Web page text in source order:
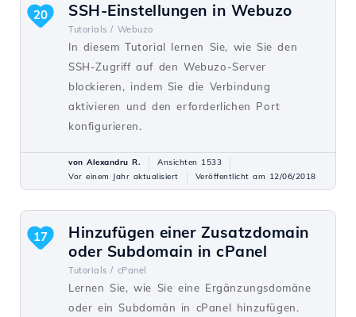
SSH-Einstellungen in Webuzo
Tutorials / Webuzo
In diesem Tutorial lernen Sie, wie Sie den
SSH-Zugriff auf den Webuzo-Server
blockieren, indem Sie die Verbindung
aktivieren und den erforderlichen Port
konfigurieren.
20
von Alexandru R.
Ansichten 1533
Vor einem Jahr aktualisiert
Veröffentlicht am 12/06/2018
Hinzufügen einer Zusatzdomain
oder Subdomain in cPanel
Tutorials / cPanel
Lernen Sie, wie Sie eine Ergänzungsdomäne
oder ein Subdomän in cPanel hinzufügen.
17